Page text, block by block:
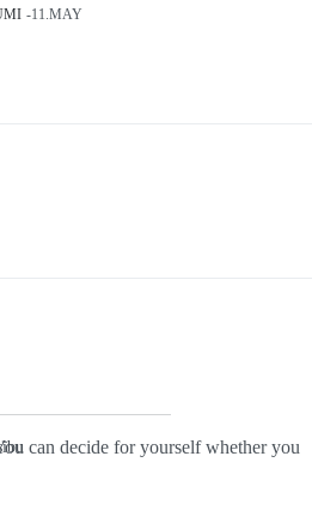
11.MAY
can decide for yourself whether you